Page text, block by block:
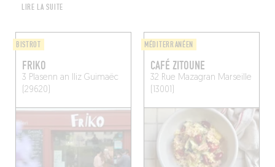
LIRE LA SUITE
BISTROT
FRIKO
3 Plasenn an IlizGuimaëc
(29620)
MÉDITERRANÉEN
CAFÉ ZITOUNE
32 Rue Mazagran Marseille
(13001)